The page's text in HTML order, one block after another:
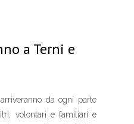
a Terni e
da ogni parte
volontari e familiari e